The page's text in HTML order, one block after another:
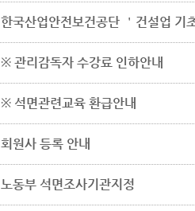
한국산업안전보건공단 ＇건설업 기
※ 관리감독자 수강료 인하안내
※ 석면관련교육 환급안내
회원사 등록 안내
노동부 석면조사기관지정